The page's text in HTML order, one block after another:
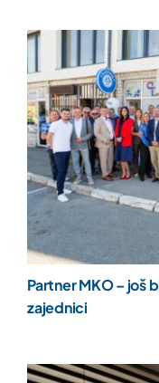
Partner MKO – još
zajednici